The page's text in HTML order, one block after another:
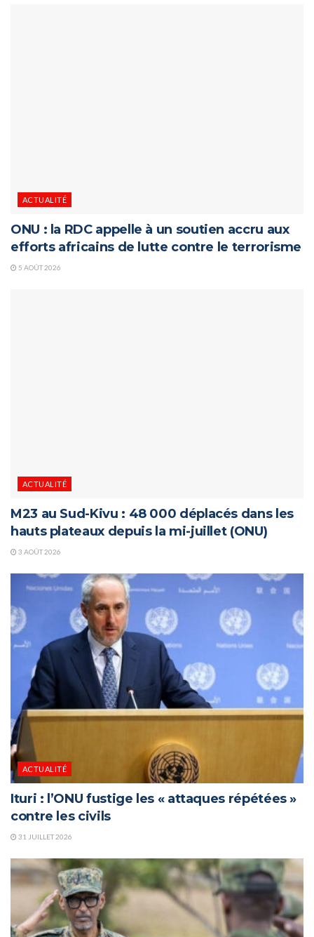
ACTUALITÉ
ONU : la RDC appelle à un soutien accru aux
efforts africains de lutte contre le terrorisme
5 AOÛT 2026
ACTUALITÉ
M23 au Sud-Kivu : 48 000 déplacés dans les
hauts plateaux depuis la mi-juillet (ONU)
3 AOÛT 2026
ACTUALITÉ
Ituri : l’ONU fustige les « attaques répétées »
contre les civils
31 JUILLET 2026